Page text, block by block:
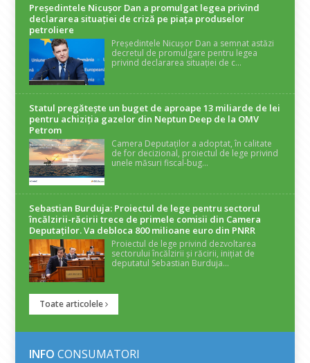
Președintele Nicuşor Dan a promulgat legea privind
declararea situaţiei de criză pe piaţa produselor
petroliere
Președintele Nicușor Dan a semnat astăzi
decretul de promulgare pentru legea
privind declararea situației de c...
Statul pregătește un buget de aproape 13 miliarde de lei
pentru achiziția gazelor din Neptun Deep de la OMV
Petrom
Camera Deputaților a adoptat, în calitate
de for decizional, proiectul de lege privind
unele măsuri fiscal-bug...
Sebastian Burduja: Proiectul de lege pentru sectorul
încălzirii-răcirii trece de primele comisii din Camera
Deputaților. Va debloca 800 milioane euro din PNRR
Proiectul de lege privind dezvoltarea
sectorului încălzirii și răcirii, inițiat de
deputatul Sebastian Burduja...
Toate articolele
INFO CONSUMATORI